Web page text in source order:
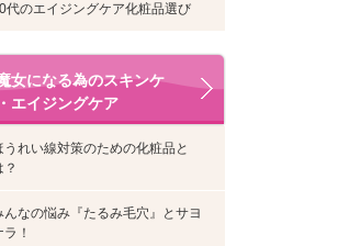
代のエイジングケア化粧品選び
女になる為のスキンケ
エイジングケア
うれい線対策のための化粧品と
？
んなの悩み『たるみ毛穴』とサヨ
ラ！